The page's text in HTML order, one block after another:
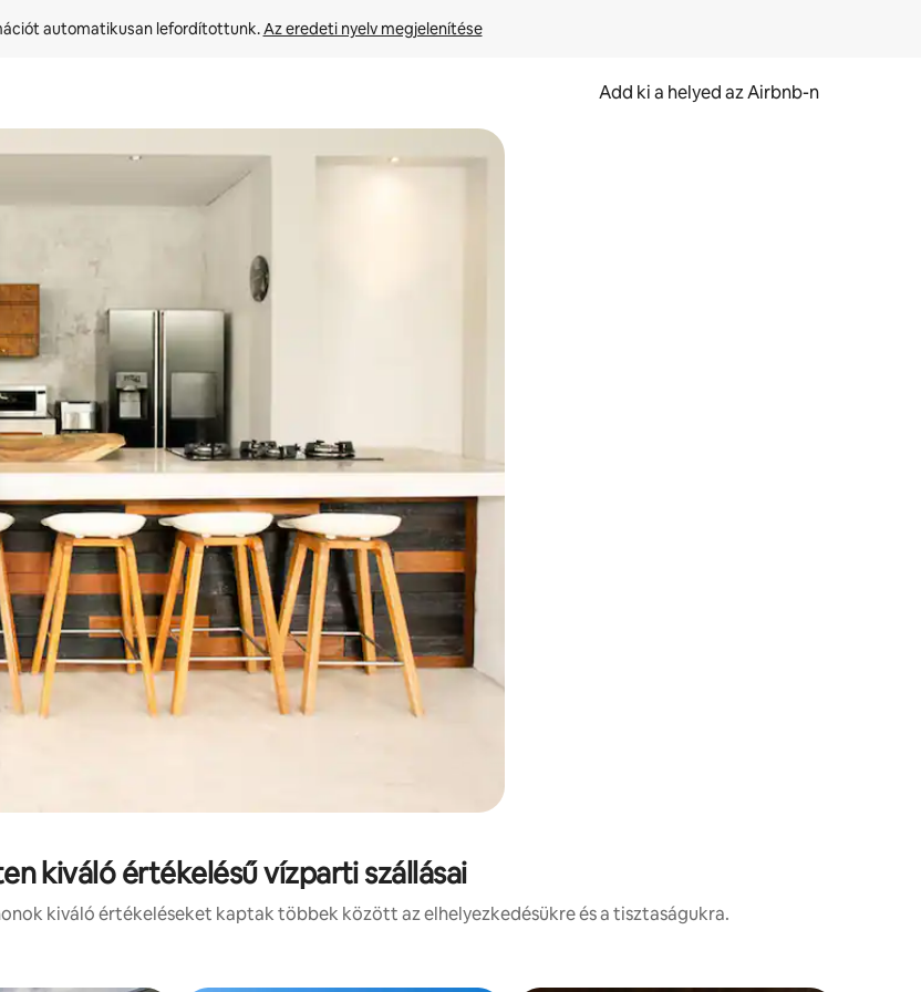
automatikusan lefordítottunk. Az eredeti nyelv megjelenítése
Add ki a helyed az Airbnb-n
illetve érintő és lapozó mozdulatokkal is felfedezheted őket.
kiváló értékelésű vízparti szállásai
kiváló értékeléseket kaptak többek között az elhelyezkedésükre és a tisztaságukra.